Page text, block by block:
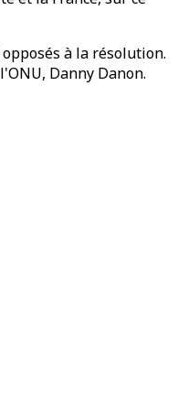
à la résolution.
Danny Danon.